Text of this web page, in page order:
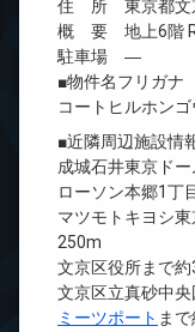
住 所 東京都文
概 要 地上6階
駐車場 ―
■物件名フリガナ
コートヒルホンゴ
■近隣周辺施設情
成城石井東京ド
ローソン本郷1丁
マツモトキヨシ
250m
文京区役所まで
文京区立真砂中
ミーツポート ま